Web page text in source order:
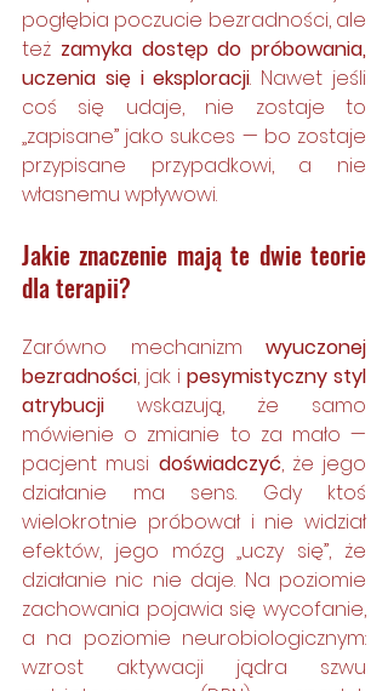
pogłębia poczucie bezradności, ale
też zamyka dostęp do próbowania,
uczenia się i eksploracji. Nawet jeśli
coś się udaje, nie zostaje to
„zapisane” jako sukces — bo zostaje
przypisane przypadkowi, a nie
własnemu wpływowi.
Jakie znaczenie mają te dwie teorie
dla terapii?
Zarówno mechanizm wyuczonej
bezradności, jak i pesymistyczny styl
atrybucji wskazują, że samo
mówienie o zmianie to za mało —
pacjent musi doświadczyć, że jego
działanie ma sens. Gdy ktoś
wielokrotnie próbował i nie widział
efektów, jego mózg „uczy się”, że
działanie nic nie daje. Na poziomie
zachowania pojawia się wycofanie,
a na poziomie neurobiologicznym:
wzrost aktywacji jądra szwu